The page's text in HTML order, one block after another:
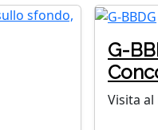
G-
Visita